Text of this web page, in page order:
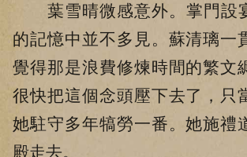
葉雪晴微感意外。掌門設
的記憶中並不多見。蘇清璃一
覺得那是浪費修煉時間的繁文
很快把這個念頭壓下去了，只
她駐守多年犒勞一番。她施禮
殿走去。